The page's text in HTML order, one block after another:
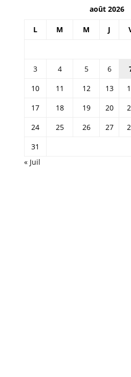
août 2026
L M M J
3
4 5 6
10
11 12 13
17
18 19 20
24
25 26 27
31
« Juil